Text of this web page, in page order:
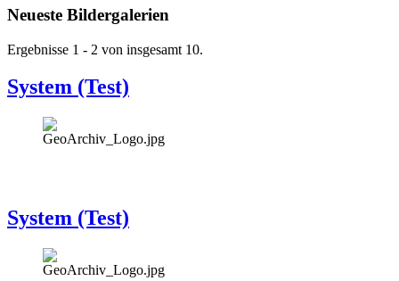
Neueste Bildergalerien
Ergebnisse 1 - 2 von insgesamt 10.
System (Test)
System (Test)